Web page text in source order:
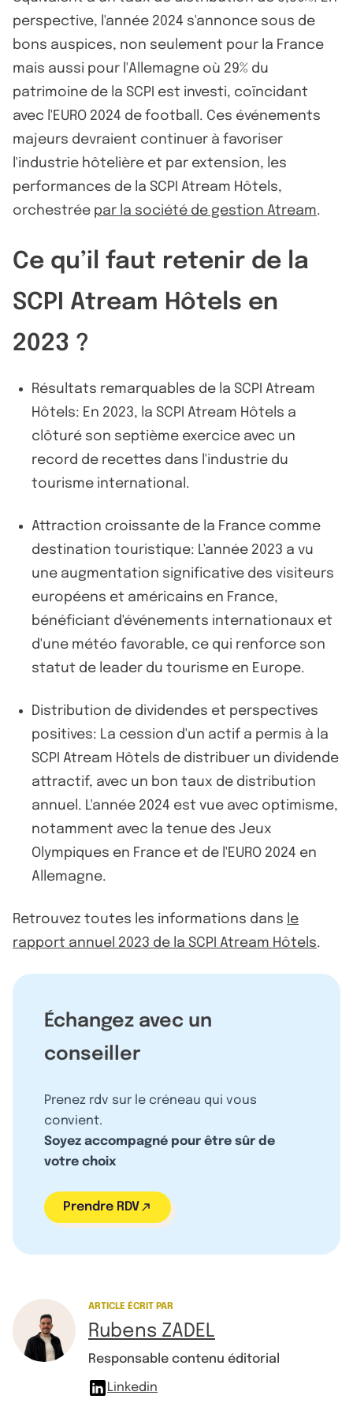
perspective, l'année 2024 s'annonce sous de
bons auspices, non seulement pour la France
mais aussi pour l'Allemagne où 29% du
patrimoine de la SCPI est investi, coïncidant
avec l'EURO 2024 de football. Ces événements
majeurs devraient continuer à favoriser
l'industrie hôtelière et par extension, les
performances de la SCPI Atream Hôtels,
orchestrée par la société de gestion Atream.
Ce qu’il faut retenir de la
SCPI Atream Hôtels en
2023 ?
Résultats remarquables de la SCPI Atream
Hôtels: En 2023, la SCPI Atream Hôtels a
clôturé son septième exercice avec un
record de recettes dans l'industrie du
tourisme international.
Attraction croissante de la France comme
destination touristique: L'année 2023 a vu
une augmentation significative des visiteurs
européens et américains en France,
bénéficiant d'événements internationaux et
d'une météo favorable, ce qui renforce son
statut de leader du tourisme en Europe.
Distribution de dividendes et perspectives
positives: La cession d'un actif a permis à la
SCPI Atream Hôtels de distribuer un dividende
attractif, avec un bon taux de distribution
annuel. L'année 2024 est vue avec optimisme,
notamment avec la tenue des Jeux
Olympiques en France et de l'EURO 2024 en
Allemagne.
Retrouvez toutes les informations dans le
rapport annuel 2023 de la SCPI Atream Hôtels.
Échangez avec un
conseiller
Prenez rdv sur le créneau qui vous
convient.
Soyez accompagné pour être sûr de
votre choix
Prendre RDV
ARTICLE ÉCRIT PAR
Rubens ZADEL
Responsable contenu éditorial
Linkedin